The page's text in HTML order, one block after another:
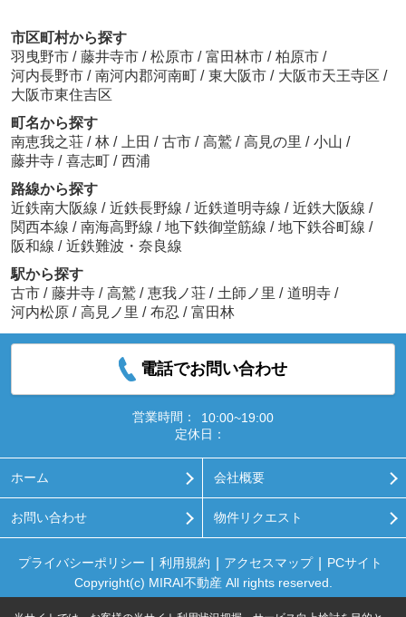
市区町村から探す
羽曳野市 / 藤井寺市 / 松原市 / 富田林市 / 柏原市 /
河内長野市 / 南河内郡河南町 / 東大阪市 / 大阪市天王寺区 /
大阪市東住吉区
町名から探す
南恵我之荘 / 林 / 上田 / 古市 / 高鷲 / 高見の里 / 小山 /
藤井寺 / 喜志町 / 西浦
路線から探す
近鉄南大阪線 / 近鉄長野線 / 近鉄道明寺線 / 近鉄大阪線 /
関西本線 / 南海高野線 / 地下鉄御堂筋線 / 地下鉄谷町線 /
阪和線 / 近鉄難波・奈良線
駅から探す
古市 / 藤井寺 / 高鷲 / 恵我ノ荘 / 土師ノ里 / 道明寺 /
河内松原 / 高見ノ里 / 布忍 / 富田林
電話でお問い合わせ
営業時間：
10:00~19:00
定休日：
ホーム 会社概要
お問い合わせ 物件リクエスト
プライバシーポリシー 利用規約 アクセスマップ
PCサイト
Copyright(c) MIRAI不動産 All rights reserved.